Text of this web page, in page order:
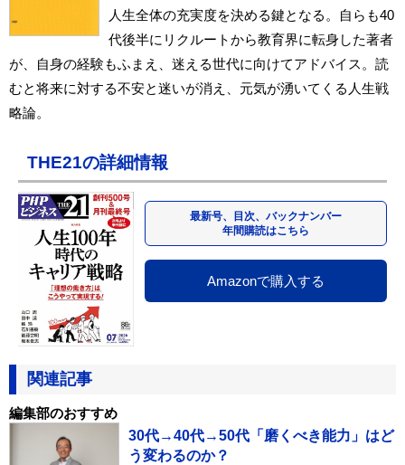
人生全体の充実度を決める鍵となる。自らも40
代後半にリクルートから教育界に転身した著者
が、自身の経験もふまえ、迷える世代に向けてアドバイス。読
むと将来に対する不安と迷いが消え、元気が湧いてくる人生戦
略論。
THE21の詳細情報
最新号、目次、バックナンバー
年間購読はこちら
Amazonで購入する
関連記事
編集部のおすすめ
30代→40代→50代「磨くべき能力」はど
う変わるのか？